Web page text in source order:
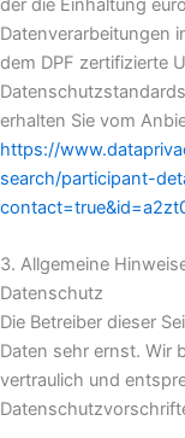
der die Einhaltung
Datenverarbeitungen
dem DPF zertifizierte
erhalten Sie vom
https://
search/participant-
3. Allgemeine
Datenschutz
Die Betreiber dieser
Daten sehr ernst. Wir
vertraulich und